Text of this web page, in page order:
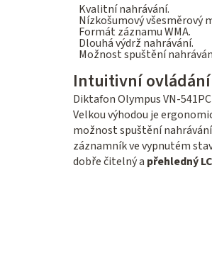
Kvalitní nahrávání.
Nízkošumový všesměrový
Formát záznamu WMA.
Dlouhá výdrž nahrávání.
Možnost spuštění
Intuitivní ovládání
Diktafon Olympus VN-
Velkou výhodou je
možnost spuštění
záznamník ve vypnutém
dobře čitelný a přehledný